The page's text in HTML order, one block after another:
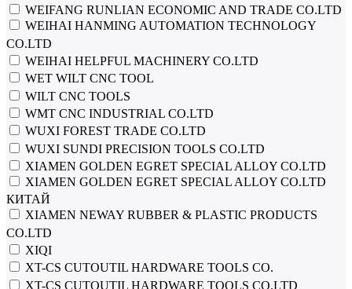
WEIFANG RUNLIAN ECONOMIC AND TRADE CO.LTD
WEIHAI HANMING AUTOMATION TECHNOLOGY
CO.LTD
WEIHAI HELPFUL MACHINERY CO.LTD
WET WILT CNC TOOL
WILT CNC TOOLS
WMT CNC INDUSTRIAL CO.LTD
WUXI FOREST TRADE CO.LTD
WUXI SUNDI PRECISION TOOLS CO.LTD
XIAMEN GOLDEN EGRET SPECIAL ALLOY CO.LTD
XIAMEN GOLDEN EGRET SPECIAL ALLOY CO.LTD
КИТАЙ
XIAMEN NEWAY RUBBER & PLASTIC PRODUCTS
CO.LTD
XIQI
XT-CS CUTOUTIL HARDWARE TOOLS CO.
XT-CS CUTOUTIL HARDWARE TOOLS CO.LTD